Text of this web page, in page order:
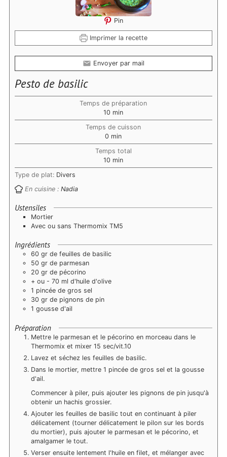
Pin
Imprimer la recette
Envoyer par mail
Pesto de basilic
Temps de préparation
10 minutes
min
Temps de cuisson
0 minutes
min
Temps total
10 minutes
min
Type de plat: Divers
En cuisine :Nadia
Ustensiles
Mortier
Avec ou sans Thermomix TM5
Ingrédients
60 gr de feuilles de basilic
50 gr de parmesan
20 gr de pécorino
+ ou - 70 ml d'huile d'olive
1 pincée de gros sel
30 gr de pignons de pin
1 gousse d'ail
Préparation
Mettre le parmesan et le pécorino en morceau dans le
Thermomix et mixer 15 sec/vit.10
Lavez et séchez les feuilles de basilic.
Dans le mortier, mettre 1 pincée de gros sel et la gousse
d'ail.
Commencer à piler, puis ajouter les pignons de pin jusqu'à
obtenir un hachis grossier.
Ajouter les feuilles de basilic tout en continuant à piler
délicatement (tourner délicatement le pilon sur les bords
du mortier), puis ajouter le parmesan et le pécorino, et
amalgamer le tout.
Verser ensuite lentement l'huile en filet, et mélanger avec